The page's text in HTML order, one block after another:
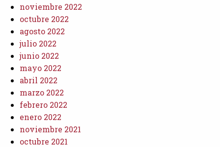
noviembre 2022
octubre 2022
agosto 2022
julio 2022
junio 2022
mayo 2022
abril 2022
marzo 2022
febrero 2022
enero 2022
noviembre 2021
octubre 2021